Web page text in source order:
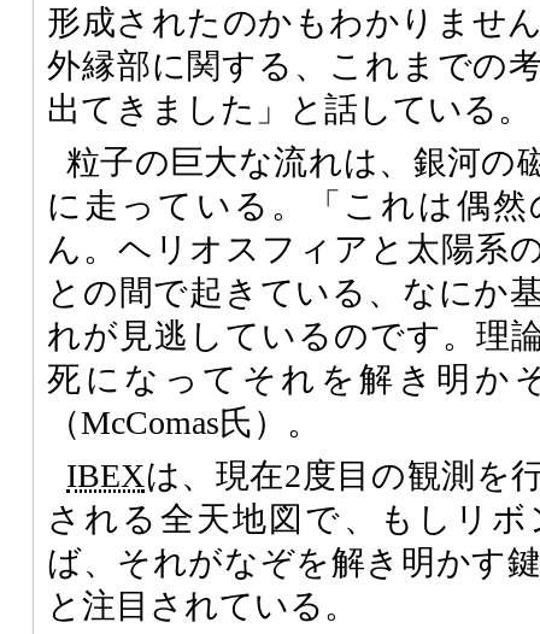
形成されたのかもわかりませ
外縁部に関する、これまでの
出てきました」と話している。
粒子の巨大な流れは、銀河の
に走っている。「これは偶
ん。ヘリオスフィアと太陽系
との間で起きている、なにか
れが見逃しているのです。理
死になってそれを解き明か
（McComas氏）。
IBEXは、現在2度目の観測を
される全天地図で、もしリ
ば、それがなぞを解き明かす
と注目されている。